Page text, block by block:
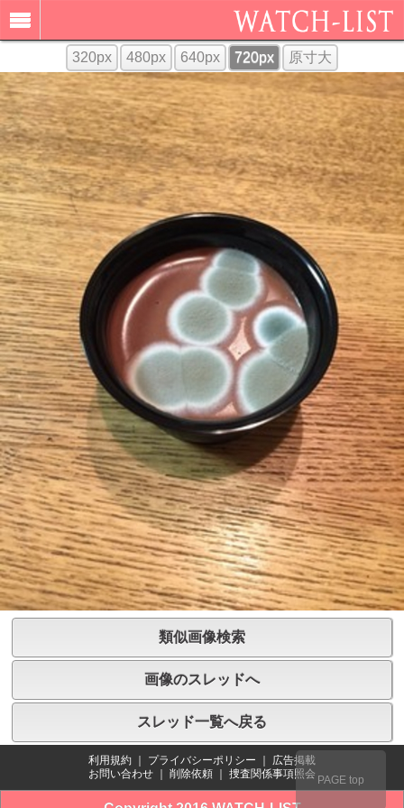
320px 480px 640px 720px 原寸大
類似画像検索
画像のスレッドへ
スレッド一覧へ戻る
利用規約 プライバシーポリシー
広告掲載
お問い合わせ
削除依頼 捜査関係事項照会 PAGE top